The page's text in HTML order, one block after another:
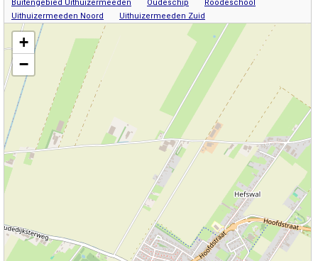
Buitengebied Uithuizermeeden Oudeschip
Roodeschool
Uithuizermeeden Noord
Uithuizermeeden Zuid
Kaart / Plattegrond Uithuizermeeden centrum
+
−